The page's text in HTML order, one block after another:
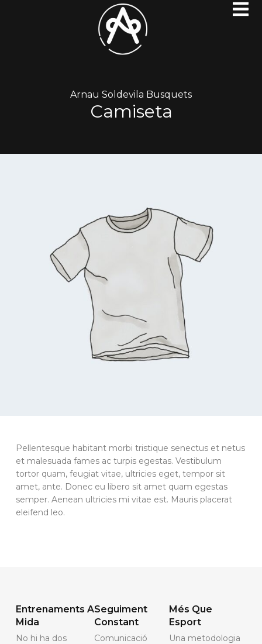
Arnau Soldevila Busquets
Camiseta
Pellentesque habitant morbi tristique senectus et netus
et malesuada fames ac turpis egestas. Vestibulum
tortor quam, feugiat vitae, ultricies eget, tempor sit
amet, ante. Donec eu libero sit amet quam egestas
semper. Aenean ultricies mi vitae est. Mauris placerat
eleifend leo.
Entrenaments A
Mida
No hi ha dos
Seguiment
Constant
Comunicació
Més Que
Esport
Una metodologia